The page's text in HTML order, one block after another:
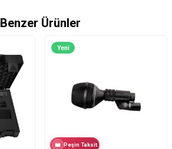
Benzer Ürünler
Yeni
Peşin Taksit